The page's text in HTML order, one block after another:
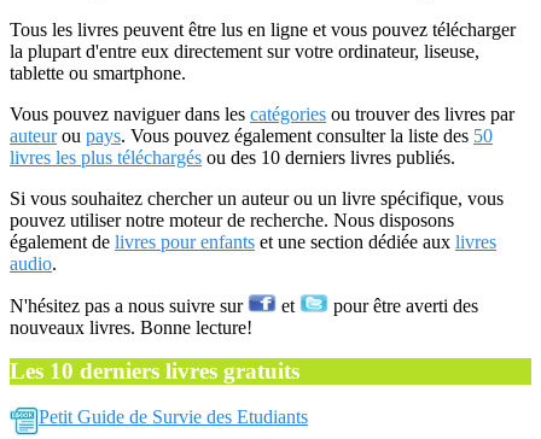
Tous les livres peuvent être lus en ligne et vous pouvez télécharger
la plupart d'entre eux directement sur votre ordinateur, liseuse,
tablette ou smartphone.
Vous pouvez naviguer dans les catégories ou trouver des livres par
auteurou pays. Vous pouvez également consulter la liste des 50
livres les plus téléchargés ou des 10 derniers livres publiés.
Si vous souhaitez chercher un auteur ou un livre spécifique, vous
pouvez utiliser notre moteur de recherche. Nous disposons
également de livres pour enfants et une section dédiée aux livres
audio.
N'hésitez pas a nous suivre sur et
pour être averti des
nouveaux livres. Bonne lecture!
Les 10 derniers livres gratuits
Petit Guide de Survie des Etudiants